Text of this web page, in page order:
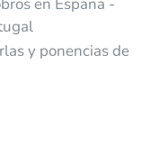
y ponencias de